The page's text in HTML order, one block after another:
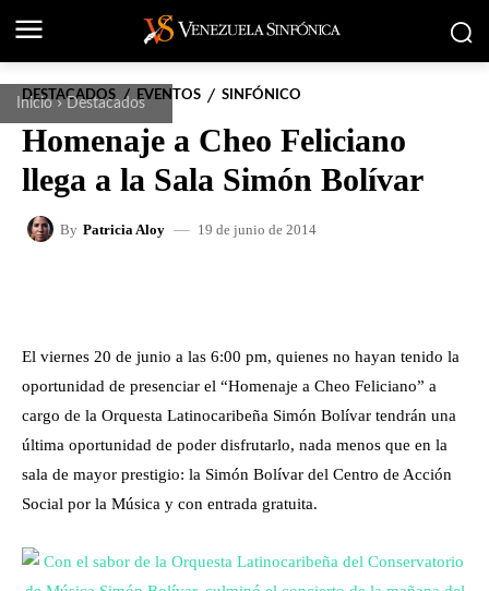
Inicio Destacados
DESTACADOS EVENTOS SINFÓNICO
Homenaje a Cheo Feliciano
llega a la Sala Simón Bolívar
By Patricia Aloy 19 de junio de 2014
El viernes 20 de junio a las 6:00 pm, quienes no hayan tenido la
oportunidad de presenciar el “Homenaje a Cheo Feliciano” a
cargo de la Orquesta Latinocaribeña Simón Bolívar tendrán una
última oportunidad de poder disfrutarlo, nada menos que en la
sala de mayor prestigio: la Simón Bolívar del Centro de Acción
Social por la Música y con entrada gratuita.